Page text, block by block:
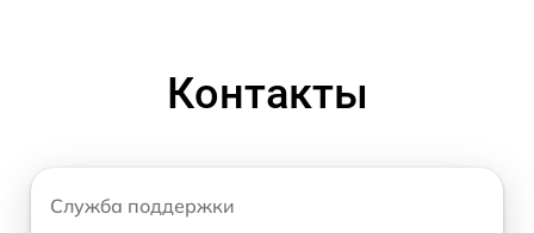
Контакты
Служба поддержки